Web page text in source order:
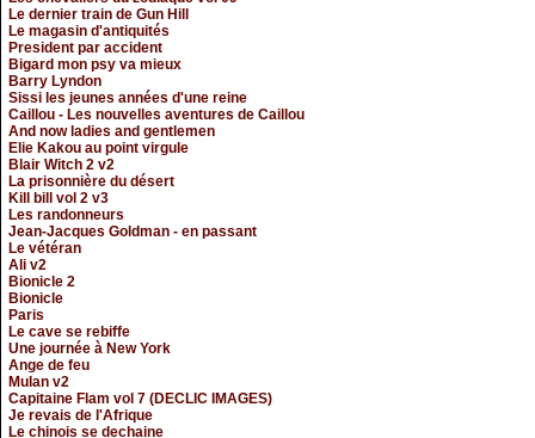
Le dernier train de Gun Hill
Le magasin d'antiquités
President par accident
Bigard mon psy va mieux
Barry Lyndon
Sissi les jeunes années d'une reine
Caillou - Les nouvelles aventures de Caillou
And now ladies and gentlemen
Elie Kakou au point virgule
Blair Witch 2 v2
La prisonnière du désert
Kill bill vol 2 v3
Les randonneurs
Jean-Jacques Goldman - en passant
Le vétéran
Ali v2
Bionicle 2
Bionicle
Paris
Le cave se rebiffe
Une journée à New York
Ange de feu
Mulan v2
Capitaine Flam vol 7 (DECLIC IMAGES)
Je revais de l'Afrique
Le chinois se dechaine